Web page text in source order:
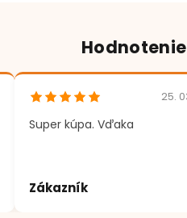
25.
Super kúpa. Vďaka
Zákazník